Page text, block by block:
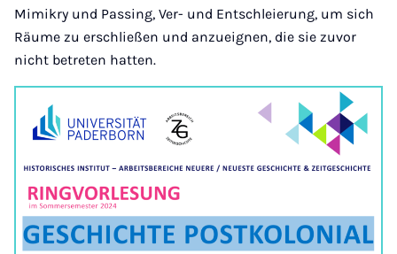
Mimikry und Passing, Ver- und Entschleierung, um sich
Räume zu erschließen und anzueignen, die sie zuvor
nicht betreten hatten.